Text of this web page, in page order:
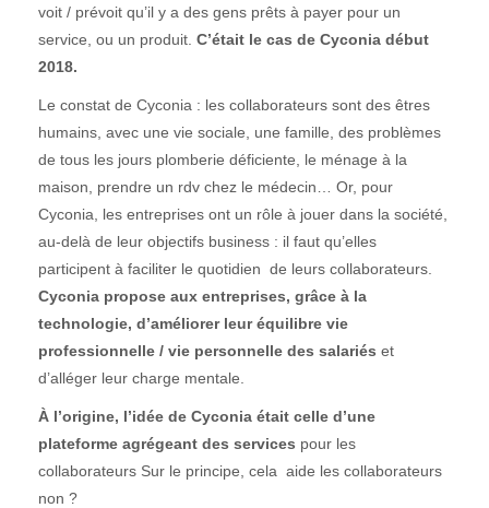
voit / prévoit qu’il y a des gens prêts à payer pour un
service, ou un produit. C’était le cas de Cyconia début
2018.
Le constat de Cyconia : les collaborateurs sont des êtres
humains, avec une vie sociale, une famille, des problèmes
de tous les jours plomberie déficiente, le ménage à la
maison, prendre un rdv chez le médecin… Or, pour
Cyconia, les entreprises ont un rôle à jouer dans la société,
au-delà de leur objectifs business : il faut qu’elles
participent à faciliter le quotidien de leurs collaborateurs.
Cyconia propose aux entreprises, grâce à la
technologie, d’améliorer leur équilibre vie
professionnelle / vie personnelle des salariés et
d’alléger leur charge mentale.
À l’origine, l’idée de Cyconia était celle d’une
plateforme agrégeant des services pour les
collaborateurs Sur le principe, cela aide les collaborateurs
non ?